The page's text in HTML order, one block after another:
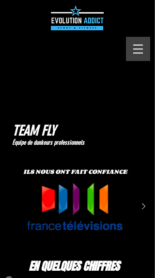
TEAM FLY
Équipe de dunkeurs professionnels
ILS NOUS ONT FAIT CONFIANCE
EN QUELQUES CHIFFRES